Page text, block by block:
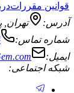
قوانین مقررات
آدرس:
تهران ,
شماره تماس:
ایمیل:
شبکه اجتماعی: